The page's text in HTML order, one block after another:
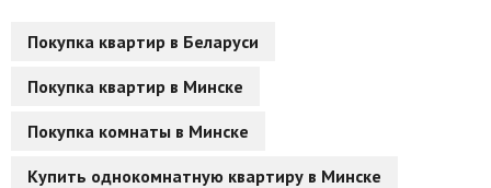
Покупка квартир в Беларуси
Покупка квартир в Минске
Покупка комнаты в Минске
Купить однокомнатную квартиру в Минске